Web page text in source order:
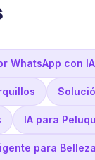
WhatsApp con
IA para
para